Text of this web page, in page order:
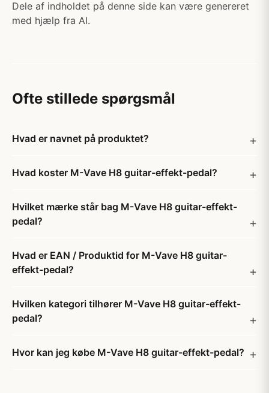
Dele af indholdet på denne side kan være genereret
med hjælp fra AI.
Ofte stillede spørgsmål
Hvad er navnet på produktet?
Hvad koster M-Vave H8 guitar-effekt-pedal?
Hvilket mærke står bag M-Vave H8 guitar-effekt-
pedal?
Hvad er EAN / Produktid for M-Vave H8 guitar-
effekt-pedal?
Hvilken kategori tilhører M-Vave H8 guitar-effekt-
pedal?
Hvor kan jeg købe M-Vave H8 guitar-effekt-pedal?